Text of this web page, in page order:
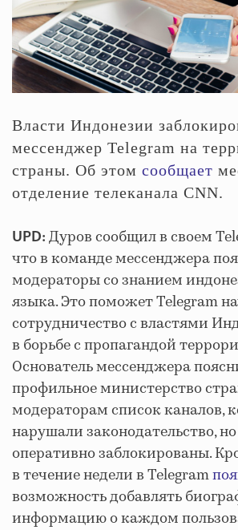
Власти Индонезии
мессенджер Telegram на
страны. Об этом сообщает
отделение телеканала CNN.
UPD: Дуров сообщил в своем
что в команде мессенджера
модераторы со знанием
языка. Это поможет Telegram
сотрудничество с властями
в борьбе с пропагандой
Основатель мессенджера
профильное министерство
модераторам список каналов,
нарушали законодательство,
оперативно заблокированы.
в течение недели в Telegram
возможность добавлять
информацию о каждом